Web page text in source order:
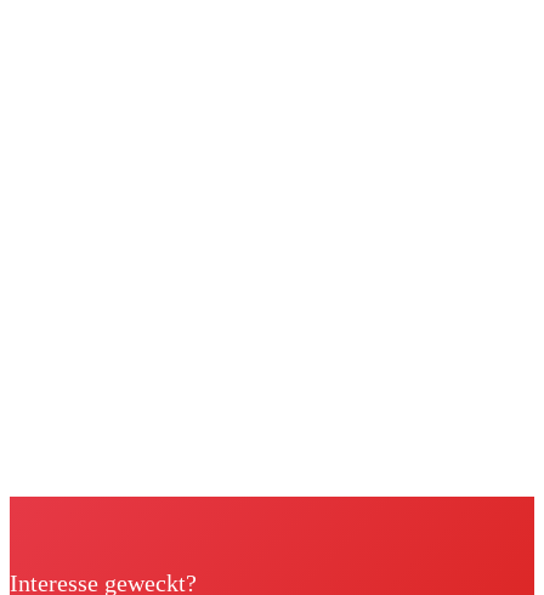
Interesse geweckt?